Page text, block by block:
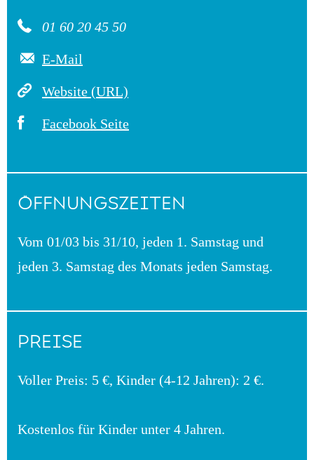
01 60 20 45 50
E-Mail
Website (URL)
Facebook Seite
ÖFFNUNGSZEITEN
Vom 01/03 bis 31/10, jeden 1. Samstag und
jeden 3. Samstag des Monats jeden Samstag.
PREISE
Voller Preis: 5 €, Kinder (4-12 Jahren): 2 €.
Kostenlos für Kinder unter 4 Jahren.